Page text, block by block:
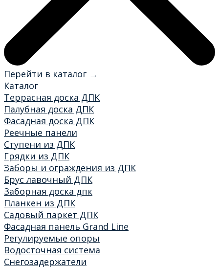
Перейти в каталог →
Каталог
Террасная доска ДПК
Палубная доска ДПК
Фасадная доска ДПК
Реечные панели
Ступени из ДПК
Грядки из ДПК
Заборы и ограждения из ДПК
Брус лавочный ДПК
Заборная доска дпк
Планкен из ДПК
Садовый паркет ДПК
Фасадная панель Grand Line
Регулируемые опоры
Водосточная система
Снегозадержатели